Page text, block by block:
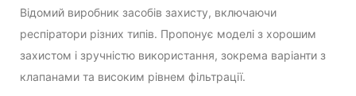
Відомий виробник засобів захисту, включаючи
респіратори різних типів. Пропонує моделі з хорошим
захистом і зручністю використання, зокрема варіанти з
клапанами та високим рівнем фільтрації.